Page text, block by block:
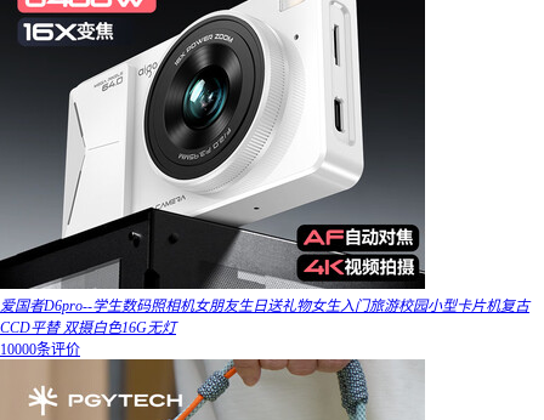
爱国者D6pro--学生数码照相机女朋友生日送礼物女生入门旅游校园小型卡片机复古
CCD平替 双摄白色16G无灯
10000条评价